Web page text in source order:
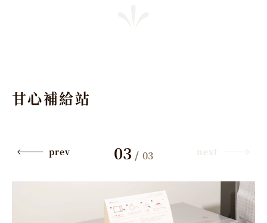
甘心補給站
prev 03 /03 next